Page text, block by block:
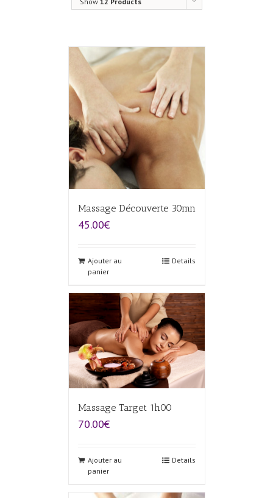
Massage Découverte 30mn
45.00€
Ajouter au
panier
Details
Massage Target 1h00
70.00€
Ajouter au
panier
Details